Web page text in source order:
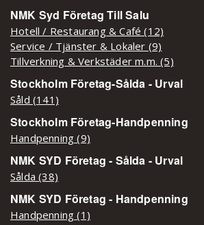
NMK Syd Företag Till Salu
Hotell / Restaurang & Café (12)
Service / Tjänster & Lokaler (9)
Tillverkning & Verkstäder m.m. (5)
Stockholm Företag-Sålda - Urval
Såld (141)
Stockholm Företag-Handpenning
Handpenning (9)
NMK SYD Företag - Sålda - Urval
Sålda (38)
NMK SYD Företag - Handpenning
Handpenning (1)